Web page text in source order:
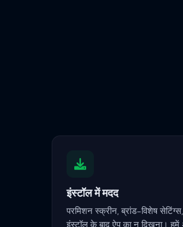
इंस्टॉल में मदद
परमिशन स्क्रीन, ब्रांड-विशेष
इंस्टॉल के बाद ऐप का न दिखना। हमें